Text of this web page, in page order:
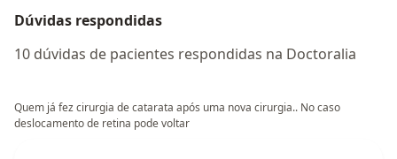
Dúvidas respondidas
10 dúvidas de pacientes respondidas na Doctoralia
Quem já fez cirurgia de catarata após uma nova cirurgia.. No caso
deslocamento de retina pode voltar